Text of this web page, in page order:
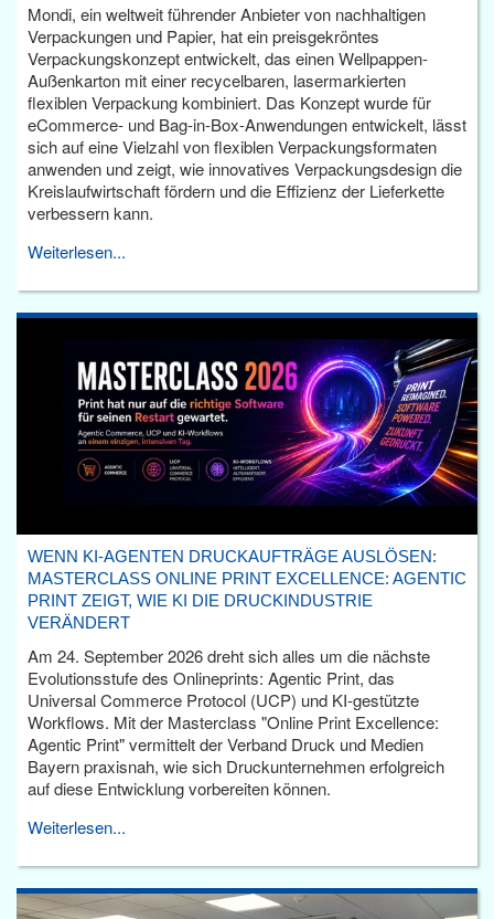
Mondi, ein weltweit führender Anbieter von nachhaltigen
Verpackungen und Papier, hat ein preisgekröntes
Verpackungskonzept entwickelt, das einen Wellpappen-
Außenkarton mit einer recycelbaren, lasermarkierten
flexiblen Verpackung kombiniert. Das Konzept wurde für
eCommerce- und Bag-in-Box-Anwendungen entwickelt, lässt
sich auf eine Vielzahl von flexiblen Verpackungsformaten
anwenden und zeigt, wie innovatives Verpackungsdesign die
Kreislaufwirtschaft fördern und die Effizienz der Lieferkette
verbessern kann.
Weiterlesen...
WENN KI-AGENTEN DRUCKAUFTRÄGE AUSLÖSEN:
MASTERCLASS ONLINE PRINT EXCELLENCE: AGENTIC
PRINT ZEIGT, WIE KI DIE DRUCKINDUSTRIE
VERÄNDERT
Am 24. September 2026 dreht sich alles um die nächste
Evolutionsstufe des Onlineprints: Agentic Print, das
Universal Commerce Protocol (UCP) und KI-gestützte
Workflows. Mit der Masterclass "Online Print Excellence:
Agentic Print" vermittelt der Verband Druck und Medien
Bayern praxisnah, wie sich Druckunternehmen erfolgreich
auf diese Entwicklung vorbereiten können.
Weiterlesen...